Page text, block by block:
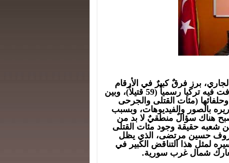
برز فرقٌ كبيرٌ في الأرقام
الواردة عن خسائر الجيش التركي بين ما اعترفت فيه تركيا رسمياً (59 قتيلاً)، وبين
(مئات القتلى والجرحى
بالصور والفيديوهات، وبسبب
أصبح هناك سؤالٌ منطقيٌ لا بد من
حقيقة وجود مئات القتلى
حسين مرتضى، الذي يظل
لمثل هذا التناقض الكبير في
معارك شمال غرب سورية.